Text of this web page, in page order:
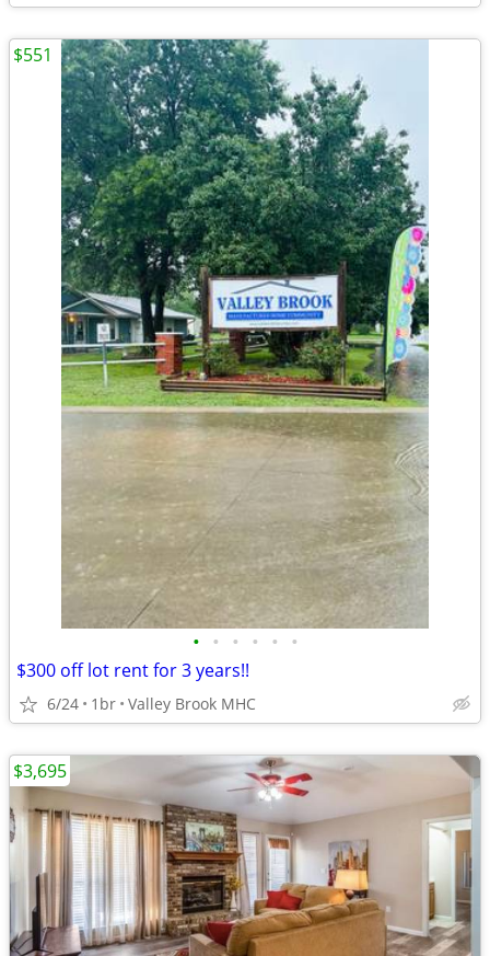
• • • • • •
$300 off lot rent for 3 years!!
6/24 1br Valley Brook MHC
$551
$3,695